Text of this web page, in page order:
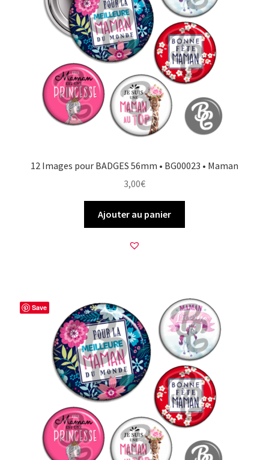
12 Images pour BADGES 56mm • BG00023 • Maman
3,00€
Ajouter au panier
Save